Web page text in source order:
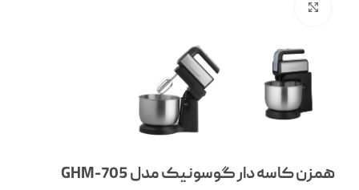
همزن کاسه دار گوسونیک مدل GHM-705